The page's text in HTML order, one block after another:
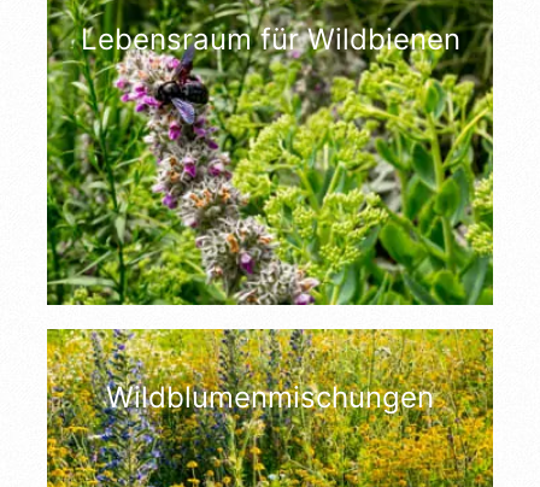
Lebensraum für Wildbienen
Wildblumenmischungen